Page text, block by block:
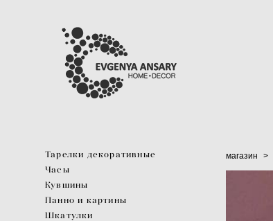
Тарелки декоративные
Часы
Кувшины
Панно и картины
Шкатулки
магазин >